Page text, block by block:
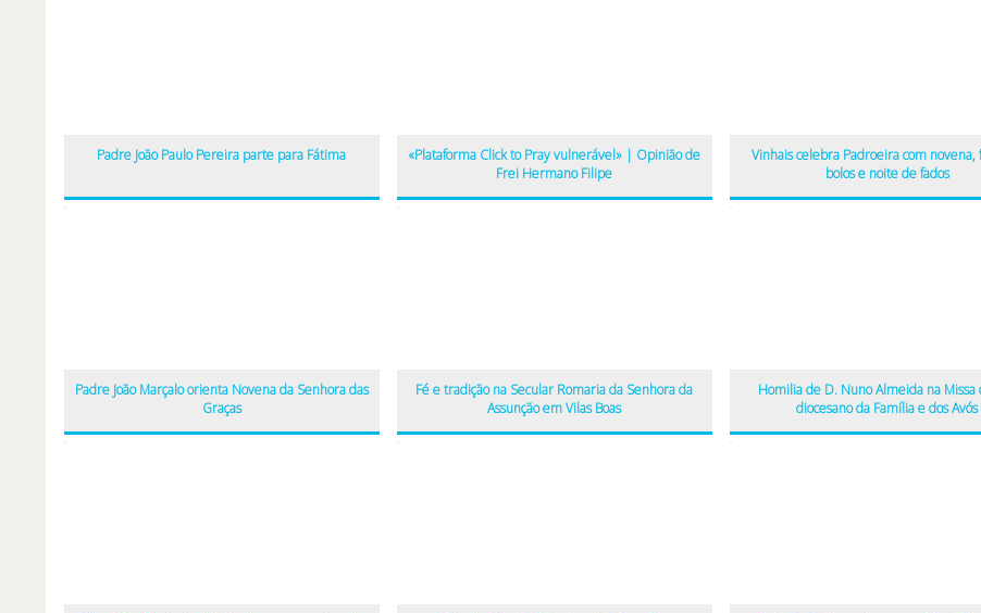
Padre João Paulo Pereira parte para Fátima
«Plataforma Click to Pray vulnerável» | Opinião de
Frei Hermano Filipe
Vinhais celebra Padroeira com novena,
bolos e noite de fados
Padre João Marçalo orienta Novena da Senhora das
Graças
Fé e tradição na Secular Romaria da Senhora da
Assunção em Vilas Boas
Homilia de D. Nuno Almeida na Missa
diocesano da Família e dos Avós